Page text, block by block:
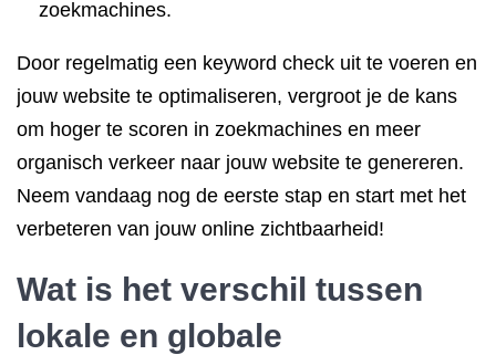
zoekmachines.
Door regelmatig een keyword check uit te voeren en
jouw website te optimaliseren, vergroot je de kans
om hoger te scoren in zoekmachines en meer
organisch verkeer naar jouw website te genereren.
Neem vandaag nog de eerste stap en start met het
verbeteren van jouw online zichtbaarheid!
Wat is het verschil tussen
lokale en globale